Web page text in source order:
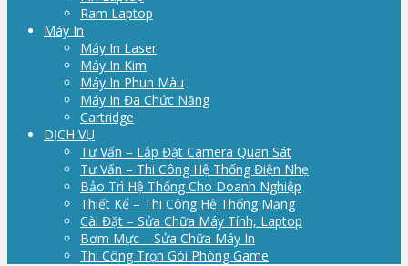
Ram Laptop
Máy In
Máy In Laser
Máy In Kim
Máy In Phun Màu
Máy In Đa Chức Năng
Cartridge
DỊCH VỤ
Tư Vấn – Lắp Đặt Camera Quan Sát
Tư Vấn – Thi Công Hệ Thống Điện Nhẹ
Bảo Trì Hệ Thống Cho Doanh Nghiệp
Thiết Kế – Thi Công Hệ Thống Mạng
Cài Đặt – Sửa Chữa Máy Tính, Laptop
Bơm Mực – Sửa Chữa Máy In
Thi Công Trọn Gói Phòng Game